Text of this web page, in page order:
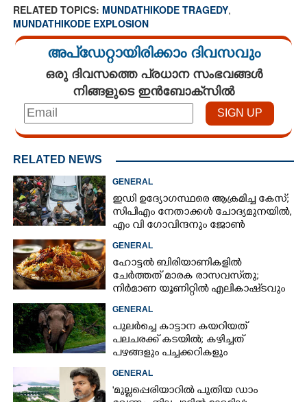
RELATED TOPICS: MUNDATHIKODE TRAGEDY,
MUNDATHIKODE EXPLOSION
അപ്ഡേറ്റായിരിക്കാം ദിവസവും
ഒരു ദിവസത്തെ പ്രധാന സംഭവങ്ങൾ
നിങ്ങളുടെ ഇൻബോക്സിൽ
RELATED NEWS
GENERAL
ഇഡി ഉദ്യോഗസ്ഥരെ ആക്രമിച്ച കേസ്;
സിപിഎം നേതാക്കൾ ചോദ്യമുനയിൽ,
എം വി ഗോവിന്ദനും ജോൺ
GENERAL
ഹോട്ടൽ ബിരിയാണികളിൽ
ചേർത്തത് മാരക രാസവസ്‌തു;
നിർമാണ യൂണിറ്റിൽ എലികാഷ്‌ടവും
GENERAL
പുലർച്ചെ കാട്ടാന കയറിയത്
പലചരക്ക് കടയിൽ; കഴിച്ചത്
പഴങ്ങളും പച്ചക്കറികളും
GENERAL
'മുല്ലപ്പെരിയാറിൽ പുതിയ ഡാം